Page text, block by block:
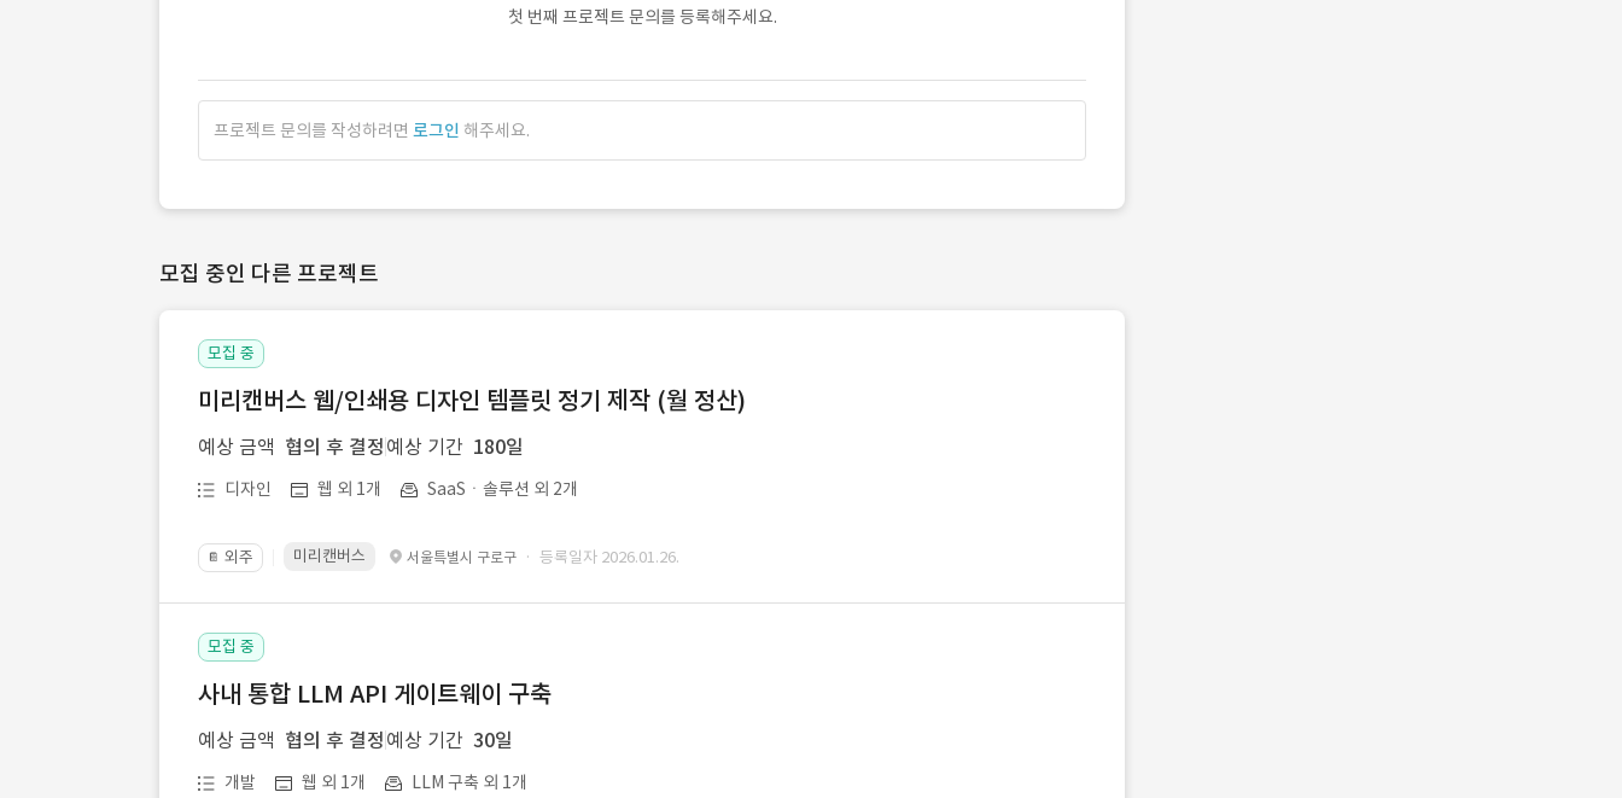
첫 번째 프로젝트 문의를 등록해주세요.
프로젝트 문의를 작성하려면 로그인 해주세요.
모집 중인 다른 프로젝트
모집 중
미리캔버스 웹/인쇄용 디자인 템플릿 정기 제작 (월 정산)
예상 금액 협의 후 결정 예상 기간 180일
디자인 웹 외 1개 SaaSㆍ솔루션 외 2개
📔 외주 미리캔버스 서울특별시 구로구 · 등록일자 2026.01.26.
모집 중
사내 통합 LLM API 게이트웨이 구축
예상 금액 협의 후 결정 예상 기간 30일
개발 웹 외 1개 LLM 구축 외 1개